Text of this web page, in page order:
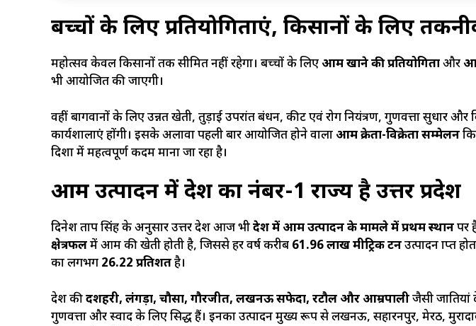
बच्चों के लिए प्रतियोगिताएं, किसानों के लिए
महोत्सव केवल किसानों तक सीमित नहीं रहेगा। बच्चों के लिएआम खाने की प्रतियोगिताऔर
भी आयोजित की जाएगी।
वहीं बागवानों के लिए उन्नत खेती, तुड़ाई उपरांत प्रबंधन, कीट एवं रोग नियंत्रण, गुणवत्ता सुधार
कार्यशालाएं होंगी। इसके अलावा पहली बार आयोजित होने वालाआम क्रेता-विक्रेता सम्मेलन
दिशा में महत्वपूर्ण कदम माना जा रहा है।
आम उत्पादन में देश का नंबर-1 राज्य है उत्तर प्रदेश
दिनेश प्रताप सिंह के अनुसार उत्तर प्रदेश आज भीदेश में आम उत्पादन के मामले में प्रथम स्थानपर
क्षेत्रफलमें आम की खेती होती है, जिससे हर वर्ष करीब 61.96 लाख मीट्रिक टनउत्पादन
का लगभग 26.22 प्रतिशतहै।
प्रदेश कीदशहरी, लंगड़ा, चौसा, गौरजीत, लखनऊ सफेदा, रटौल और आम्रपालीजैसी
गुणवत्ता और स्वाद के लिए प्रसिद्ध हैं। इनका उत्पादन मुख्य रूप से लखनऊ, सहारनपुर, मेरठ,